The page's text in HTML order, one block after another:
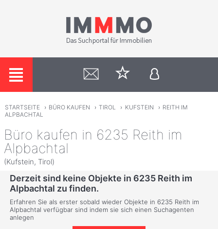
STARTSEITE › BÜRO KAUFEN › TIROL › KUFSTEIN › REITH IM
ALPBACHTAL
Büro kaufen in 6235 Reith im
Alpbachtal
(Kufstein, Tirol)
Derzeit sind keine Objekte in 6235 Reith im
Alpbachtal zu finden.
Erfahren Sie als erster sobald wieder Objekte in 6235 Reith im
Alpbachtal verfügbar sind indem sie sich einen Suchagenten
anlegen